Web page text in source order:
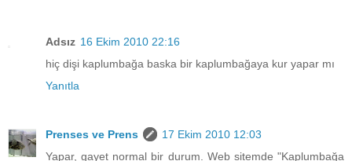
Adsız 16 Ekim 2010 22:16
hiç dişi kaplumbağa baska bir kaplumbağaya kur yapar mı
Yanıtla
Prenses ve Prens
17 Ekim 2010 12:03
Yapar, gayet normal bir durum. Web sitemde "Kaplumbağa